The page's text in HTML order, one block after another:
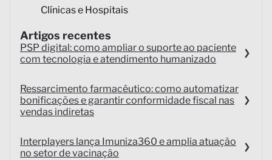
Clínicas e Hospitais
Artigos recentes
PSP digital: como ampliar o suporte ao paciente
com tecnologia e atendimento humanizado
Ressarcimento farmacêutico: como automatizar
bonificações e garantir conformidade fiscal nas
vendas indiretas
Interplayers lança Imuniza360 e amplia atuação
no setor de vacinação